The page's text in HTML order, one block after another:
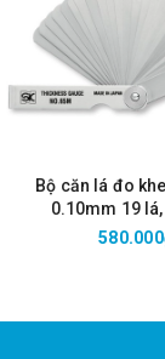
Bộ căn lá đo
0.10mm 19